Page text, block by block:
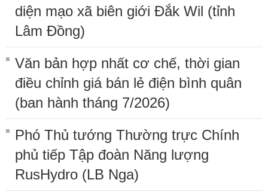
diện mạo xã biên giới Đắk Wil (tỉnh
Lâm Đồng)
Văn bản hợp nhất cơ chế, thời gian
điều chỉnh giá bán lẻ điện bình quân
(ban hành tháng 7/2026)
Phó Thủ tướng Thường trực Chính
phủ tiếp Tập đoàn Năng lượng
RusHydro (LB Nga)